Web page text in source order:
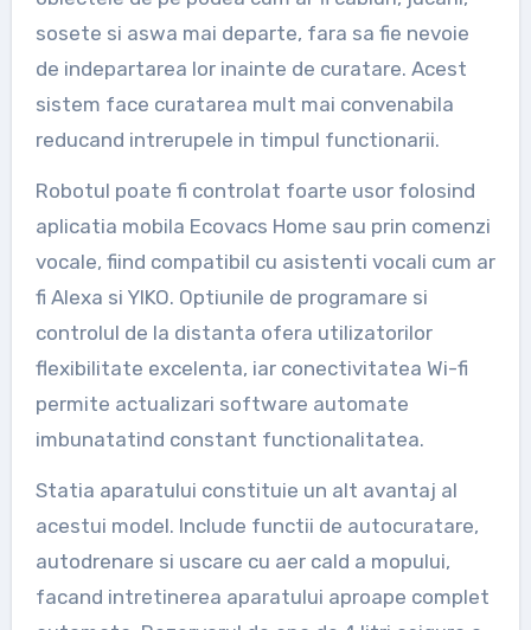
sosete si aswa mai departe, fara sa fie nevoie
de indepartarea lor inainte de curatare. Acest
sistem face curatarea mult mai convenabila
reducand intrerupele in timpul functionarii.
Robotul poate fi controlat foarte usor folosind
aplicatia mobila Ecovacs Home sau prin comenzi
vocale, fiind compatibil cu asistenti vocali cum ar
fi Alexa si YIKO. Optiunile de programare si
controlul de la distanta ofera utilizatorilor
flexibilitate excelenta, iar conectivitatea Wi-fi
permite actualizari software automate
imbunatatind constant functionalitatea.
Statia aparatului constituie un alt avantaj al
acestui model. Include functii de autocuratare,
autodrenare si uscare cu aer cald a mopului,
facand intretinerea aparatului aproape complet